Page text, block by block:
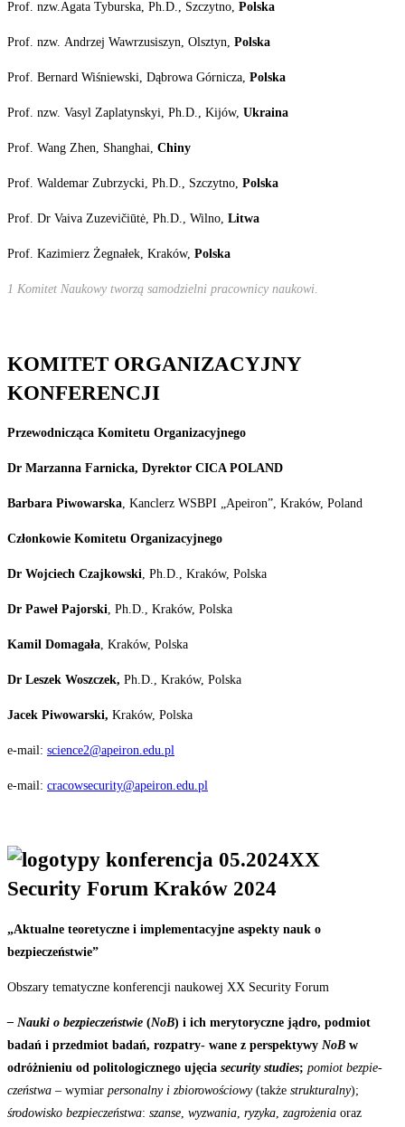
Prof. nzw.Agata Tyburska, Ph.D., Szczytno, Polska
Prof. nzw. Andrzej Wawrzusiszyn, Olsztyn, Polska
Prof. Bernard Wiśniewski, Dąbrowa Górnicza, Polska
Prof. nzw. Vasyl Zaplatynskyi, Ph.D., Kijów, Ukraina
Prof. Wang Zhen, Shanghai, Chiny
Prof. Waldemar Zubrzycki, Ph.D., Szczytno, Polska
Prof. Dr Vaiva Zuzevičiūtė, Ph.D., Wilno, Litwa
Prof. Kazimierz Żegnałek, Kraków, Polska
1 Komitet Naukowy tworzą samodzielni pracownicy naukowi.
KOMITET ORGANIZACYJNY
KONFERENCJI
Przewodnicząca Komitetu Organizacyjnego
Dr Marzanna Farnicka, Dyrektor CICA POLAND
Barbara Piwowarska, Kanclerz WSBPI „Apeiron”, Kraków, Poland
Członkowie Komitetu Organizacyjnego
Dr Wojciech Czajkowski, Ph.D., Kraków, Polska
Dr Paweł Pajorski, Ph.D., Kraków, Polska
Kamil Domagała, Kraków, Polska
Dr Leszek Woszczek, Ph.D., Kraków, Polska
Jacek Piwowarski, Kraków, Polska
e-mail: science2@apeiron.edu.pl
e-mail: cracowsecurity@apeiron.edu.pl
XX
Security Forum Kraków 2024
„Aktualne teoretyczne i implementacyjne aspekty nauk o
bezpieczeństwie”
Obszary tematyczne konferencji naukowej XX Security Forum
– Nauki o bezpieczeństwie (NoB) i ich merytoryczne jądro, podmiot
badań i przedmiot badań, rozpatry- wane z perspektywy NoB w
odróżnieniu od politologicznego ujęcia security studies; pomiot bezpie-
czeństwa – wymiar personalny i zbiorowościowy (także strukturalny);
środowisko bezpieczeństwa: szanse wyzwania ryzyka zagrożenia oraz